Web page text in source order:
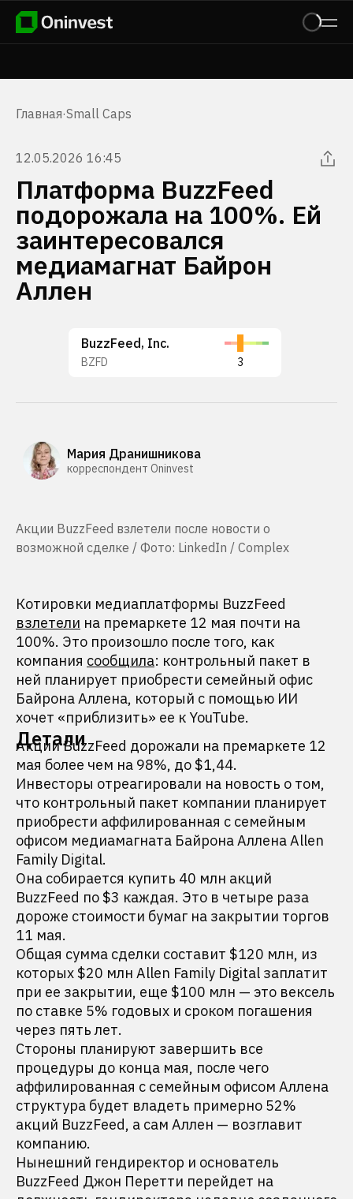
Главная·Small Caps
12.05.2026 16:45
Платформа BuzzFeed
подорожала на 100%. Ей
заинтересовался
медиамагнат Байрон
Аллен
BuzzFeed, Inc.
BZFD 3
Мария Дранишникова
корреспондент Oninvest
Акции BuzzFeed взлетели после новости о
возможной сделке / Фото: LinkedIn / Complex
Котировки медиаплатформы BuzzFeed
взлетели на премаркете 12 мая почти на
100%. Это произошло после того, как
компания сообщила: контрольный пакет в
ней планирует приобрести семейный офис
Байрона Аллена, который с помощью ИИ
хочет «приблизить» ее к YouTube.
Детали
Акции BuzzFeed дорожали на премаркете 12
мая более чем на 98%, до $1,44.
Инвесторы отреагировали на новость о том,
что контрольный пакет компании планирует
приобрести аффилированная с семейным
офисом медиамагната Байрона Аллена Allen
Family Digital.
Она собирается купить 40 млн акций
BuzzFeed по $3 каждая. Это в четыре раза
дороже стоимости бумаг на закрытии торгов
11 мая.
Общая сумма сделки составит $120 млн, из
которых $20 млн Allen Family Digital заплатит
при ее закрытии, еще $100 млн — это вексель
по ставке 5% годовых и сроком погашения
через пять лет.
Стороны планируют завершить все
процедуры до конца мая, после чего
аффилированная с семейным офисом Аллена
структура будет владеть примерно 52%
акций BuzzFeed, а сам Аллен — возглавит
компанию.
Нынешний гендиректор и основатель
BuzzFeed Джон Перетти перейдет на